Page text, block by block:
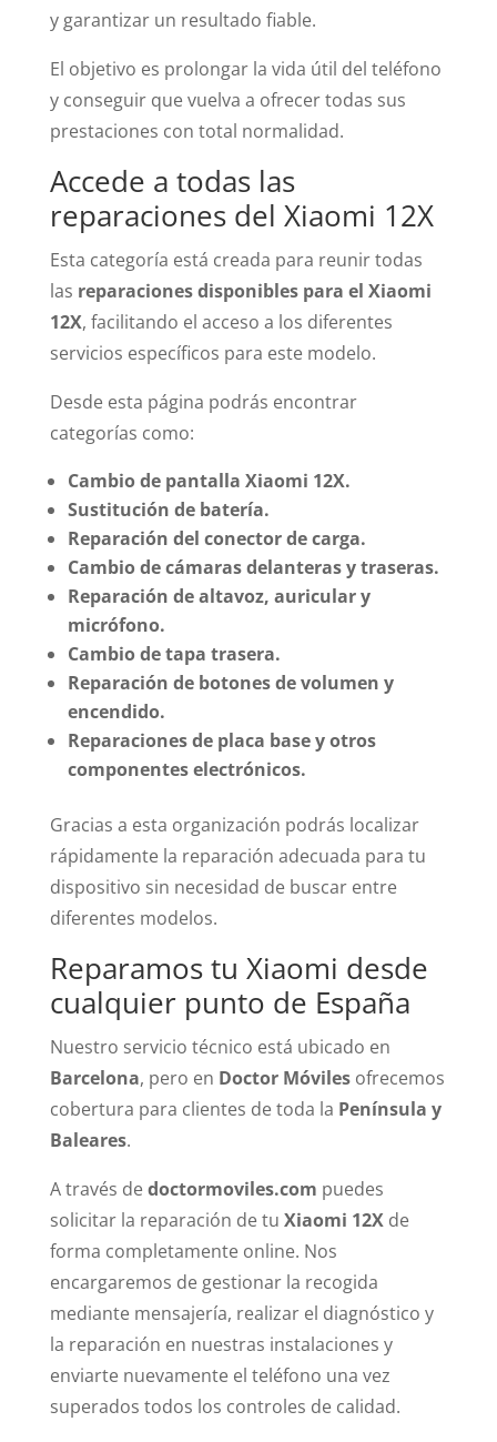
y garantizar un resultado fiable.
El objetivo es prolongar la vida útil del teléfono
y conseguir que vuelva a ofrecer todas sus
prestaciones con total normalidad.
Accede a todas las
reparaciones del Xiaomi 12X
Esta categoría está creada para reunir todas
las reparaciones disponibles para el Xiaomi
12X, facilitando el acceso a los diferentes
servicios específicos para este modelo.
Desde esta página podrás encontrar
categorías como:
Cambio de pantalla Xiaomi 12X.
Sustitución de batería.
Reparación del conector de carga.
Cambio de cámaras delanteras y traseras.
Reparación de altavoz, auricular y
micrófono.
Cambio de tapa trasera.
Reparación de botones de volumen y
encendido.
Reparaciones de placa base y otros
componentes electrónicos.
Gracias a esta organización podrás localizar
rápidamente la reparación adecuada para tu
dispositivo sin necesidad de buscar entre
diferentes modelos.
Reparamos tu Xiaomi desde
cualquier punto de España
Nuestro servicio técnico está ubicado en
Barcelona, pero en Doctor Móvilesofrecemos
cobertura para clientes de toda la Península y
Baleares.
A través dedoctormoviles.com puedes
solicitar la reparación de tu Xiaomi 12Xde
forma completamente online. Nos
encargaremos de gestionar la recogida
mediante mensajería, realizar el diagnóstico y
la reparación en nuestras instalaciones y
enviarte nuevamente el teléfono una vez
superados todos los controles de calidad.